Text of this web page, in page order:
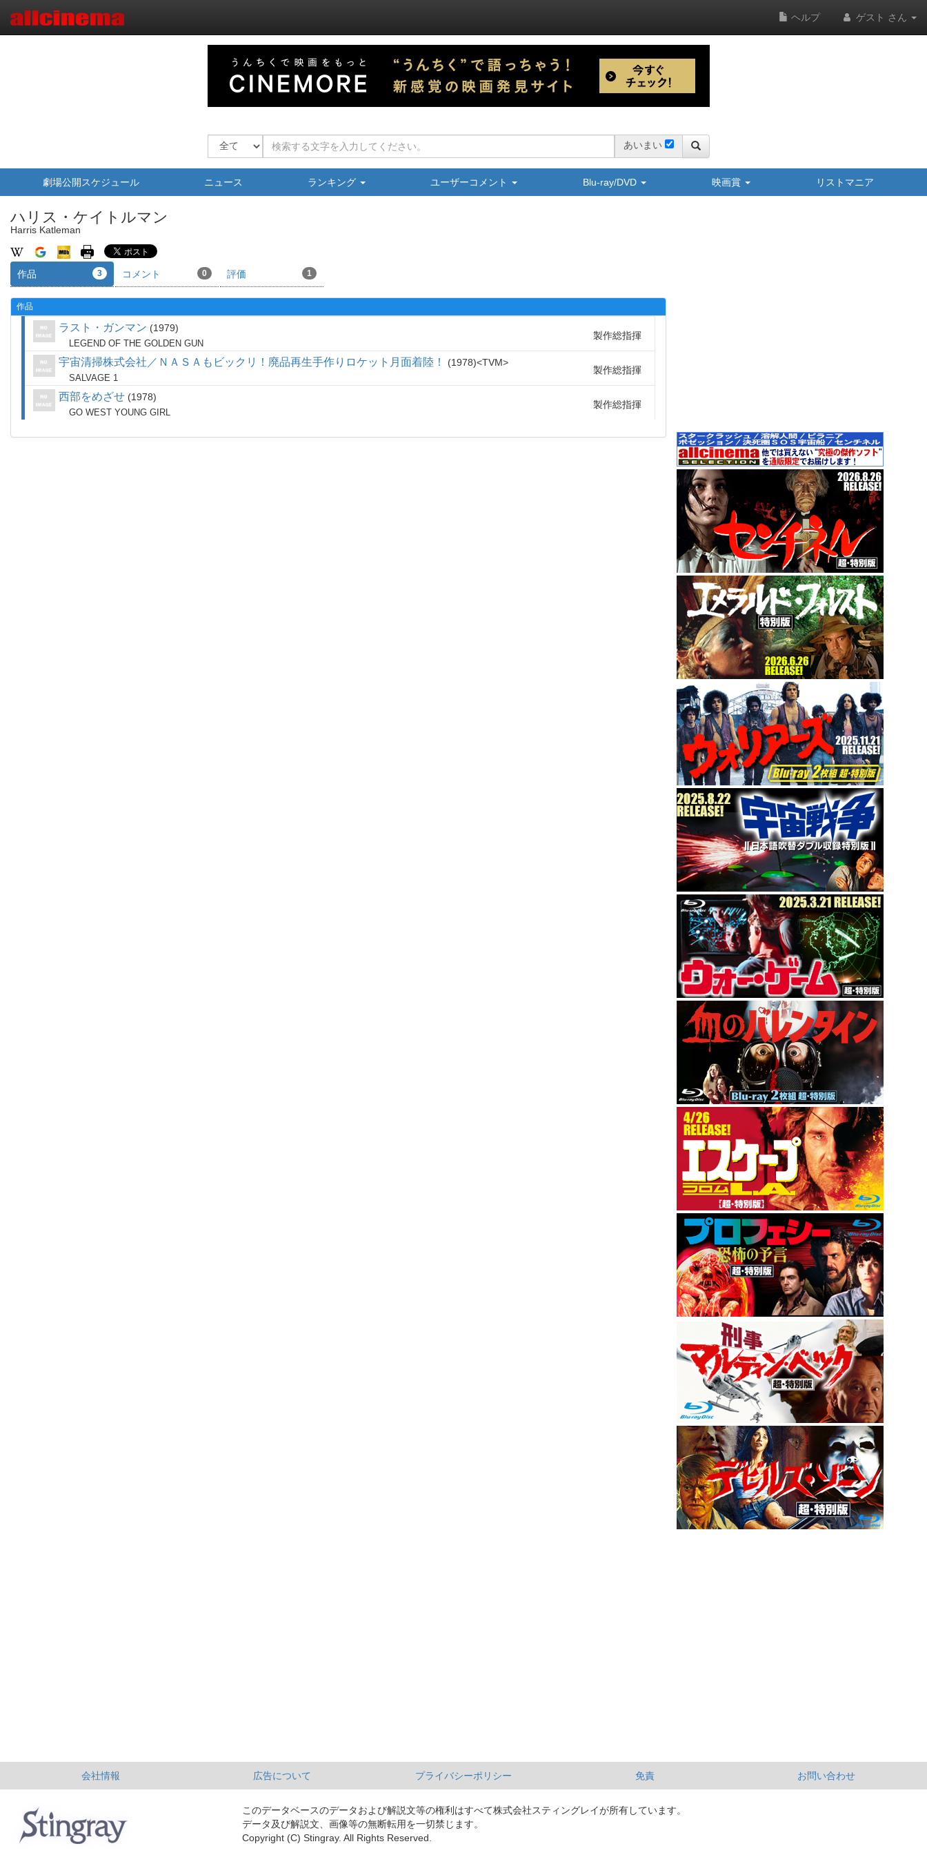
ヘルプ ゲスト さん
あいまい
劇場公開スケジュール ニュース ランキング ユーザーコメント Blu-ray/DVD 映画賞 リストマニア
ハリス・ケイトルマン
Harris Katleman
作品 3 コメント 0 評価 1
作品
ラスト・ガンマン 1979
LEGEND OF THE GOLDEN GUN
製作総指揮
宇宙清掃株式会社／ＮＡＳＡもビックリ！廃品再生手作りロケット月面着陸！ 1978 TVM
SALVAGE 1
製作総指揮
西部をめざせ 1978
GO WEST YOUNG GIRL
製作総指揮
会社情報 広告について プライバシーポリシー 免責 お問い合わせ
このデータベースのデータおよび解説文等の権利はすべて株式会社スティングレイが所有しています。
データ及び解説文、画像等の無断転用を一切禁じます。
Copyright (C) Stingray. All Rights Reserved.